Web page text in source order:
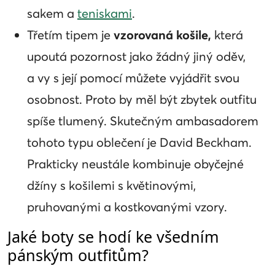
sakem a teniskami.
Třetím tipem je vzorovaná košile, která
upoutá pozornost jako žádný jiný oděv,
a vy s její pomocí můžete vyjádřit svou
osobnost. Proto by měl být zbytek outfitu
spíše tlumený. Skutečným ambasadorem
tohoto typu oblečení je David Beckham.
Prakticky neustále kombinuje obyčejné
džíny s košilemi s květinovými,
pruhovanými a kostkovanými vzory.
Jaké boty se hodí ke všedním
pánským outfitům?